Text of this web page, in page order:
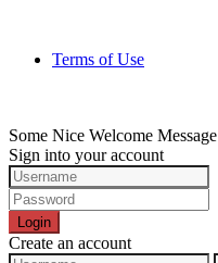
Terms of Use
Some Nice Welcome Message
Sign into your account
Login
Create an account